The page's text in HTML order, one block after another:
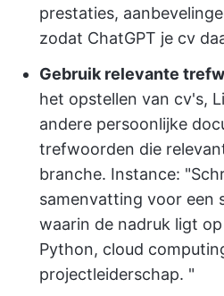
prestaties,
zodat ChatGPT je cv
Gebruik relevante
het opstellen van cv's,
andere persoonlijke
trefwoorden die
branche. Instance:
samenvatting voor een
waarin de nadruk ligt
Python, cloud
projectleiderschap. "